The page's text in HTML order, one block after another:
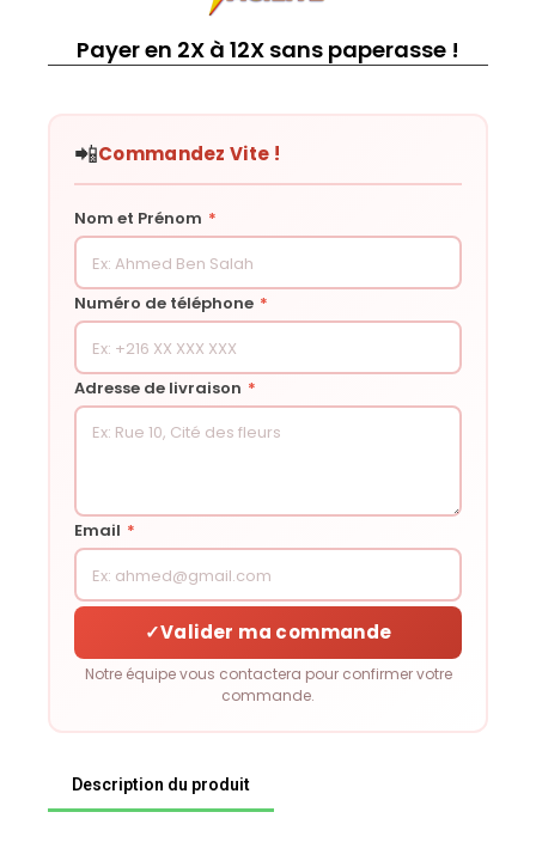
Payer en 2X à 12X sans paperasse !
📲Commandez Vite !
Nom et Prénom *
Numéro de téléphone *
Adresse de livraison *
Email *
✓Valider ma commande
Notre équipe vous contactera pour confirmer votre
commande.
Description du produit